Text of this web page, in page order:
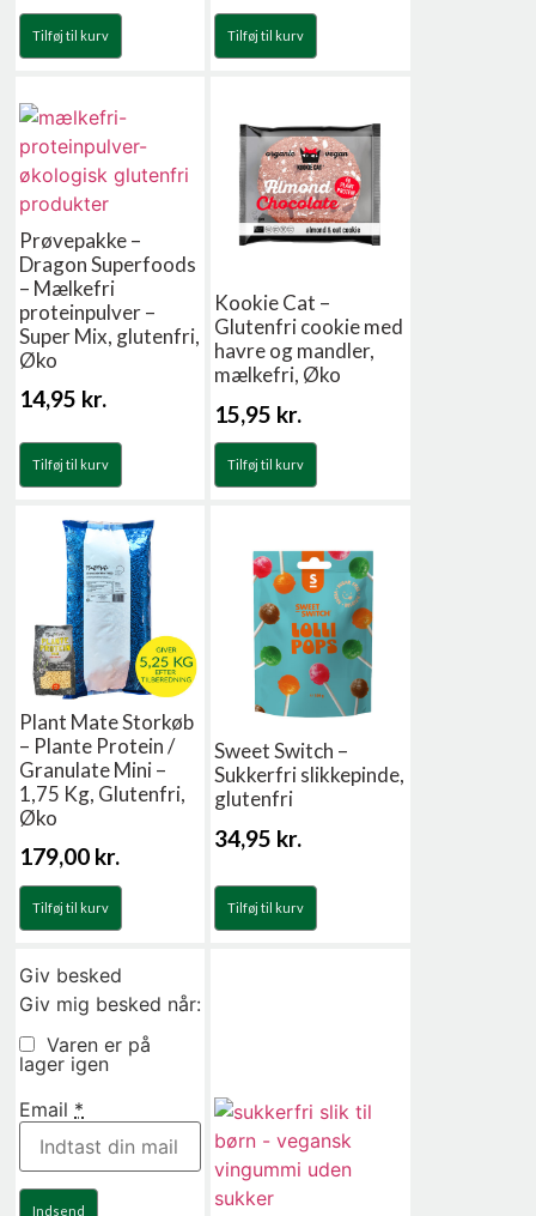
Tilføj til kurv Tilføj til kurv
Prøvepakke –
Dragon Superfoods
– Mælkefri
proteinpulver –
Super Mix, glutenfri,
Øko
14,95 kr.
Tilføj til kurv
Kookie Cat –
Glutenfri cookie med
havre og mandler,
mælkefri, Øko
15,95 kr.
Tilføj til kurv
Plant Mate Storkøb
– Plante Protein /
Granulate Mini –
1,75 Kg, Glutenfri,
Øko
179,00 kr.
Tilføj til kurv
Sweet Switch –
Sukkerfri slikkepinde,
glutenfri
34,95 kr.
Tilføj til kurv
Giv besked
Giv mig besked når:
Varen er på
lager igen
Email *
Indsend